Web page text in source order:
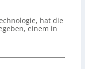
hat die
einem in